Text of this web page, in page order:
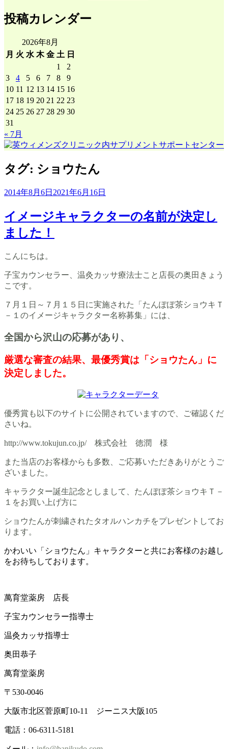
投稿カレンダー
2026年8月
月 火 水 木 金 土 日
1
2
3
4 5 6 7 8
9
10 11 12 13 14 15 16
17 18 19 20 21 22 23
24 25 26 27 28 29 30
31
« 7月
タグ: ショウたん
2014年8月6日 2021年6月16日
イメージキャラクターの名前が決定し
ました！
こんにちは。
子宝カウンセラー、温灸カッサ療法士こと店長の奥田きょう
こです。
７月１日～７月１５日に実施された「たんぽぽ茶ショウキＴ
－１のイメージキャラクター名称募集」には、
全国から沢山の応募があり、
厳選な審査の結果、最優秀賞は「ショウたん」に
決定しました。
優秀賞も以下のサイトに公開されていますので、ご確認くだ
さいね。
http://www.tokujun.co.jp/ 株式会社 徳潤 様
また当店のお客様からも多数、ご応募いただきありがとうご
ざいました。
キャラクター誕生記念としまして、たんぽぽ茶ショウキＴ－
１をお買い上げ方に
ショウたんが刺繍されたタオルハンカチをプレゼントしてお
ります。
かわいい「ショウたん」キャラクターと共にお客様のお越し
をお待ちしております。
萬育堂薬房 店長
子宝カウンセラー指導士
温灸カッサ指導士
奥田恭子
萬育堂薬房
〒530-0046
大阪市北区菅原町10-11 ジーニス大阪105
電話：06-6311-5181